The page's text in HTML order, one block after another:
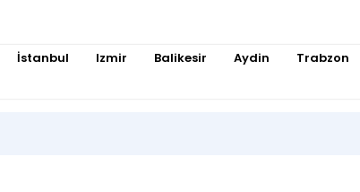
İstanbul Izmir Balikesir Aydin Trabzon